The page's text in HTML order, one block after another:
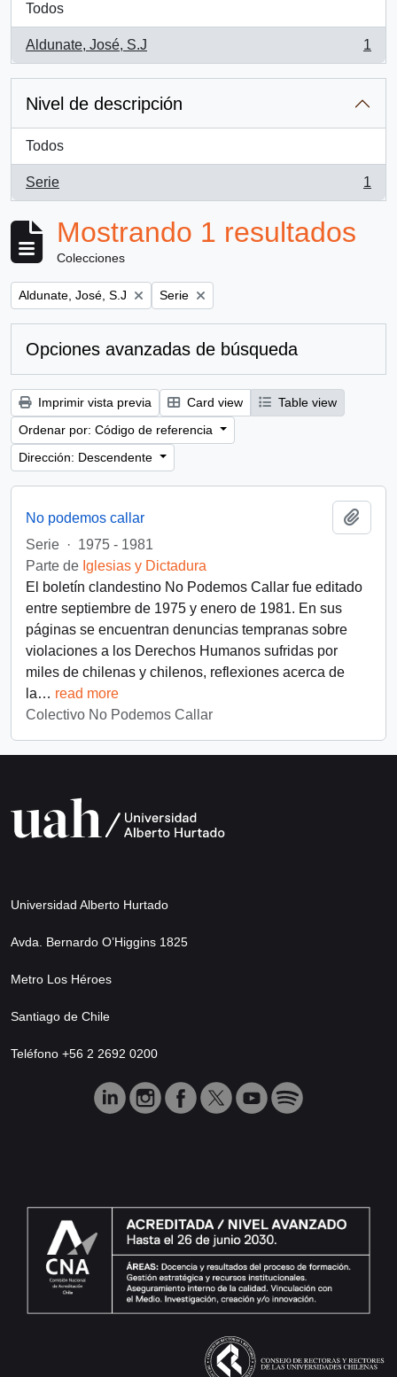
Todos
Aldunate, José, S.J
, 1 resultados
1
Nivel de descripción
Todos
Serie
, 1 resultados
1
Mostrando 1 resultados
Colecciones
Remove filter:
Aldunate, José, S.J Remove filter:
Serie
Opciones avanzadas de búsqueda
Imprimir vista previa Card view
Table view
Ordenar por: Código de referencia
Dirección: Descendente
No podemos callar
Serie · 1975 - 1981
Parte de Iglesias y Dictadura
El boletín clandestino No Podemos Callar fue editado
entre septiembre de 1975 y enero de 1981. En sus
páginas se encuentran denuncias tempranas sobre
violaciones a los Derechos Humanos sufridas por
miles de chilenas y chilenos, reflexiones acerca de
la… read more
Colectivo No Podemos Callar
Universidad Alberto Hurtado
Avda. Bernardo O’Higgins 1825
Metro Los Héroes
Santiago de Chile
Teléfono +56 2 2692 0200